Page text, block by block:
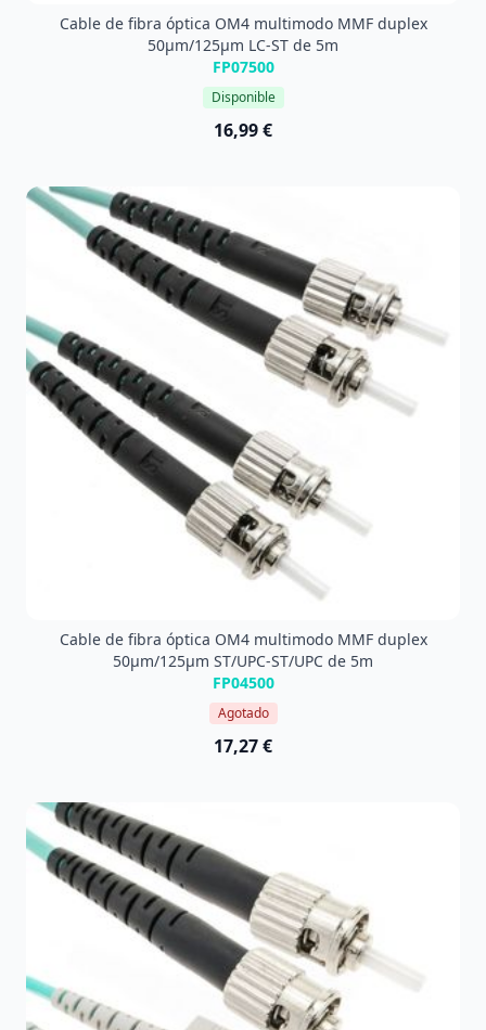
Cable de fibra óptica OM4 multimodo MMF duplex
50µm/125µm LC-ST de 5m
FP07500
Disponible
16,99 €
Cable de fibra óptica OM4 multimodo MMF duplex
50µm/125µm ST/UPC-ST/UPC de 5m
FP04500
Agotado
17,27 €